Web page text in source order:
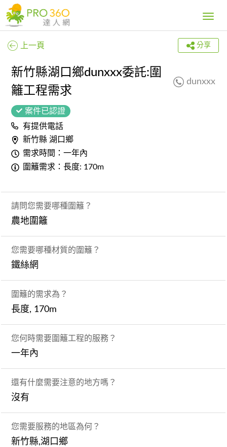
Toggle
上一頁 分享
新竹縣湖口鄉dunxxx委託:圍
籬工程需求
dunxxx
案件已認證
有提供電話
新竹縣 湖口鄉
需求時間：一年內
圍籬需求：長度: 170m
請問您需要哪種圍籬？
農地圍籬
您需要哪種材質的圍籬？
鐵絲網
圍籬的需求為？
長度, 170m
您何時需要圍籬工程的服務？
一年內
還有什麼需要注意的地方嗎？
沒有
您需要服務的地區為何？
新竹縣,湖口鄉